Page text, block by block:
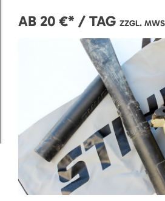
AB 20 €* / TAG ZZGL.